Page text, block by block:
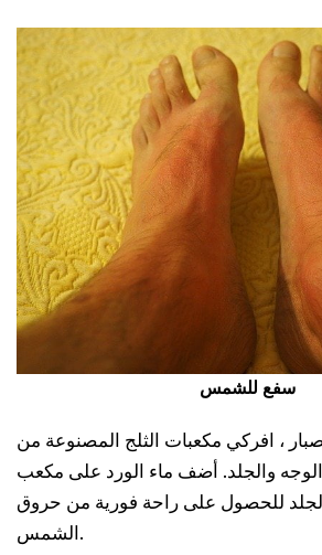
سفع للشمس
، افركي مكعبات الثلج المصنوعة من
والجلد. أضف ماء الورد على مكعب
الجلد للحصول على راحة فورية من حروق
الشمس.